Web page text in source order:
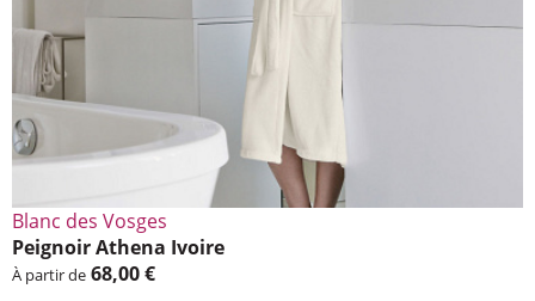
Blanc des Vosges
Peignoir Athena Ivoire
À partir de 68,00 €